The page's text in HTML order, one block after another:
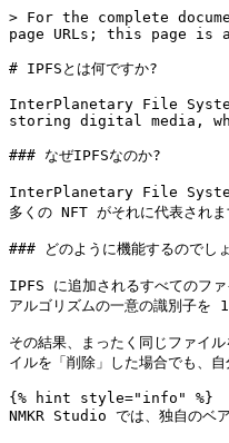
> For the complete
page URLs; this page is
# IPFSとは何ですか?
InterPlanetary File
storing digital media,
### なぜIPFSなのか?
InterPlanetary File System
多くの NFT がそれに代表され
### どのように機能するのでし
IPFS に追加されるすべてのフ
アルゴリズムの一意の識別子を
その結果、まったく同じファイ
イルを「削除」した場合でも、
{% hint style="info" %}
NMKR Studio では、独自のベア